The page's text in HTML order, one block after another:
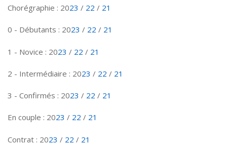
Chorégraphie : 2023 / 22 / 21
0 - Débutants : 2023 / 22 / 21
1 - Novice : 2023 / 22 / 21
2 - Intermédiaire : 2023 / 22 / 21
3 - Confirmés : 2023 / 22 / 21
En couple : 2023 / 22 / 21
Contrat : 2023 / 22 / 21